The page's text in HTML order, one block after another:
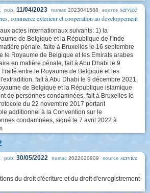
pub. 11/04/2023 numac 2023041588 source service
commerce exterieur et cooperation au developpement
actes internationaux suivants: 1) la
de Belgique et la République de l'Inde
pénale, faite à Bruxelles le 16 septembre
le Royaume de Belgique et les Emirats arabes
en matière pénale, fait à Abu Dhabi le 9
entre le Royaume de Belgique et les
fait à Abu Dhabi le 9 décembre 2021,
de Belgique et la République islamique
de personnes condamnées, fait à Bruxelles le
du 22 novembre 2017 portant
additionnel à la Convention sur le
condamnées, signé le 7 avril 2022 à
pub. 30/05/2022 numac 2022020909 source service
du droit d'écriture et du droit d'enregistrement